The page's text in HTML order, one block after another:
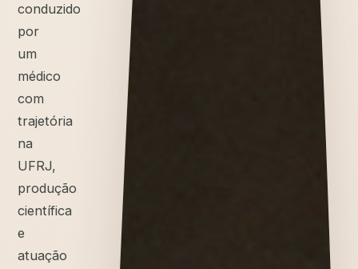
conduzido
por
um
médico
com
trajetória
na
UFRJ,
produção
científica
e
atuação